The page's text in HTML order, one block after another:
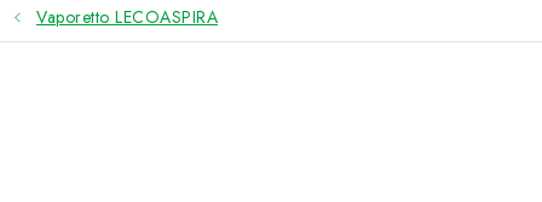
Vaporetto LECOASPIRA